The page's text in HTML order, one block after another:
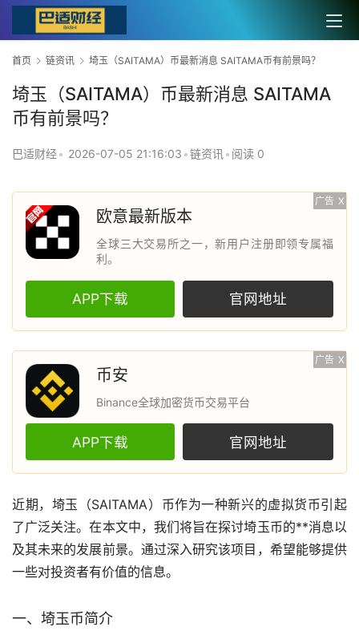
首页 链资讯 埼玉（SAITAMA）币最新消息 SAITAMA币有前景吗？
埼玉（SAITAMA）币最新消息 SAITAMA
币有前景吗？
巴适财经• 2026-07-05 21:16:03 •链资讯 • 阅读 0
广告 X
欧意最新版本
全球三大交易所之一，新用户注册即领专属福
利。
APP下载 官网地址
广告 X
币安
Binance全球加密货币交易平台
APP下载 官网地址
近期，埼玉（SAITAMA）币作为一种新兴的虚拟货币引起
了广泛关注。在本文中，我们将旨在探讨埼玉币的**消息以
及其未来的发展前景。通过深入研究该项目，希望能够提供
一些对投资者有价值的信息。
一、埼玉币简介